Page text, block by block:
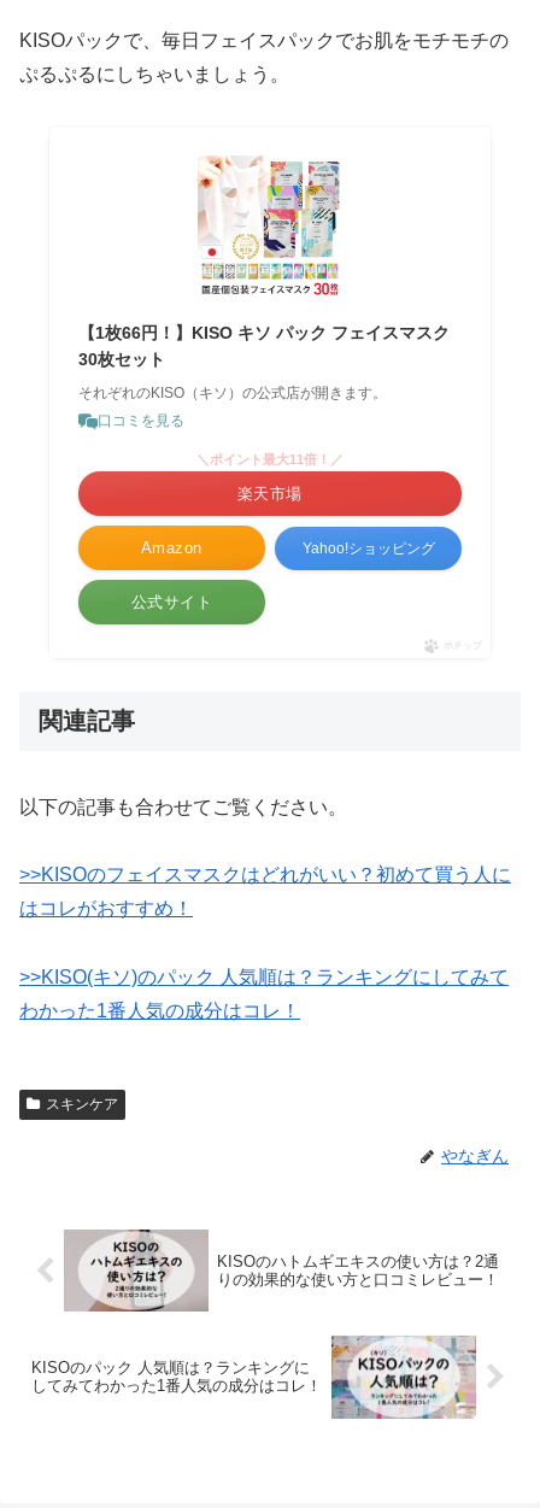
KISOパックで、毎日フェイスパックでお肌をモチモチの
ぷるぷるにしちゃいましょう。
【1枚66円！】KISO キソ パック フェイスマスク
30枚セット
それぞれのKISO（キソ）の公式店が開きます。
口コミを見る
Amazon
＼ポイント最大11倍！／
楽天市場
Yahoo!ショッピング
公式サイト
ポチップ
関連記事
以下の記事も合わせてご覧ください。
>>KISOのフェイスマスクはどれがいい？初めて買う人に
はコレがおすすめ！
>>KISO(キソ)のパック 人気順は？ランキングにしてみて
わかった1番人気の成分はコレ！
スキンケア
やなぎん
KISOのハトムギエキスの使い方は？2通
りの効果的な使い方と口コミレビュー！
KISOのパック 人気順は？ランキングに
してみてわかった1番人気の成分はコレ！